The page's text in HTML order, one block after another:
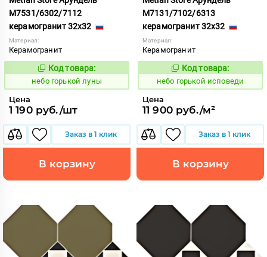
М7531/6302/7112
керамогранит 32x32
Материал:
Керамогранит
1111920
Код товара:
небо горькой луны
Цена
1 190 руб./шт
Заказ в 1 клик
В корзину
М7131/7102/6313
керамогранит 32x32
Материал:
Керамогранит
1111910
Код товара:
небо горькой исповеди
Цена
11 900 руб./м²
Заказ в 1 клик
В корзину